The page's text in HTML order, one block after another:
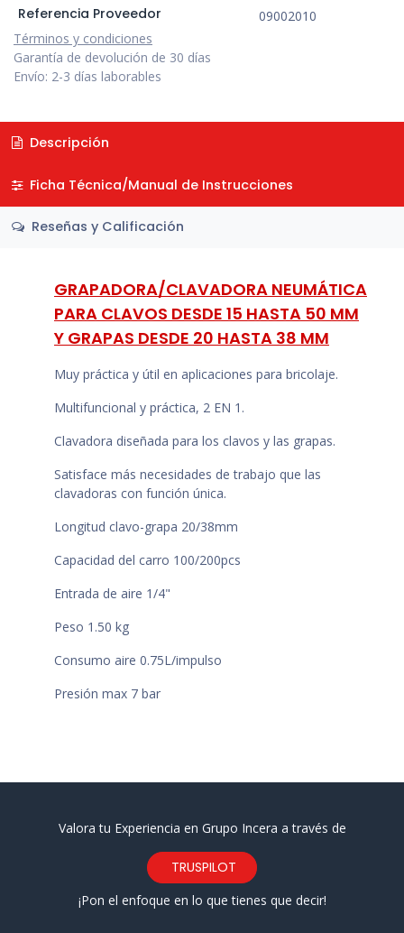
Referencia Proveedor
09002010
Términos y condiciones
Garantía de devolución de 30 días
Envío: 2-3 días laborables
Descripción
Ficha Técnica/Manual de Instrucciones
Reseñas y Calificación
GRAPADORA/CLAVADORA NEUMÁTICA
PARA CLAVOS DESDE 15 HASTA 50 MM
Y GRAPAS DESDE 20 HASTA 38 MM
Muy práctica y útil en aplicaciones para bricolaje.
Multifuncional y práctica, 2 EN 1.
Clavadora diseñada para los clavos y las grapas.
Satisface más necesidades de trabajo que las
clavadoras con función única.
Longitud clavo-grapa 20/38mm
Capacidad del carro 100/200pcs
Entrada de aire 1/4"
Peso 1.50 kg
Consumo aire 0.75L/impulso
Presión max 7 bar
Valora tu Experiencia en Grupo Incera a través de
TRUSPILOT
¡Pon el enfoque en lo que tienes que decir!